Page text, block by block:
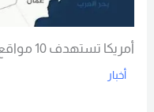
أمريكا تستهدف 10 مواقع إيرانية في هرمز
أخبار